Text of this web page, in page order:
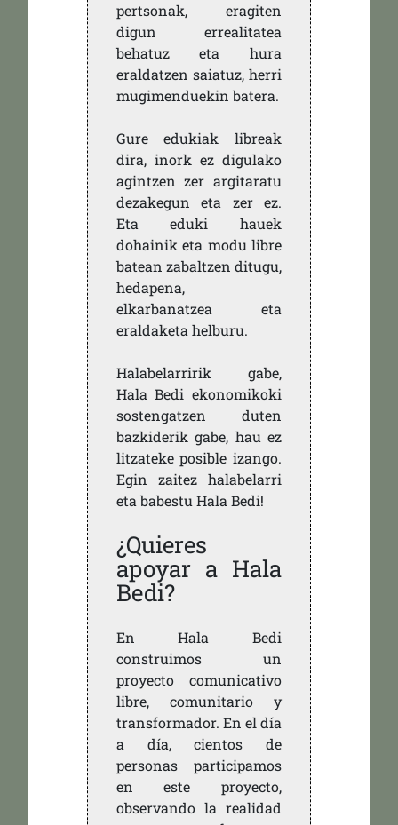
pertsonak, eragiten
digun errealitatea
behatuz eta hura
eraldatzen saiatuz, herri
mugimenduekin batera.
Gure edukiak libreak
dira, inork ez digulako
agintzen zer argitaratu
dezakegun eta zer ez.
Eta eduki hauek
dohainik eta modu libre
batean zabaltzen ditugu,
hedapena,
elkarbanatzea eta
eraldaketa helburu.
Halabelarririk gabe,
Hala Bedi ekonomikoki
sostengatzen duten
bazkiderik gabe, hau ez
litzateke posible izango.
Egin zaitez halabelarri
eta babestu Hala Bedi!
¿Quieres
apoyar a Hala
Bedi?
En Hala Bedi
construimos un
proyecto comunicativo
libre, comunitario y
transformador. En el día
a día, cientos de
personas participamos
en este proyecto,
observando la realidad